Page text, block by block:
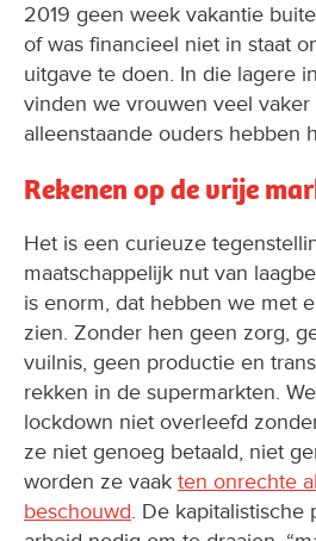
2019 geen week vakantie
of was financieel niet in staat
uitgave te doen. In die lagere
vinden we vrouwen veel vaker
alleenstaande ouders hebben
Rekenen op de vrije
Het is een curieuze
maatschappelijk nut van
is enorm, dat hebben we met
zien. Zonder hen geen zorg,
vuilnis, geen productie en
rekken in de supermarkten.
lockdown niet overleefd
ze niet genoeg betaald, niet
worden ze vaak ten onrechte
beschouwd. De kapitalistische